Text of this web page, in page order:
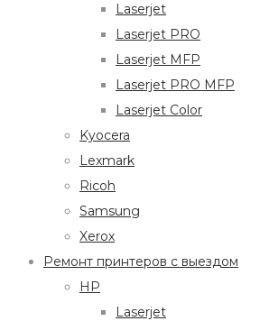
Laserjet
Laserjet PRO
Laserjet MFP
Laserjet PRO MFP
Laserjet Color
Kyocera
Lexmark
Ricoh
Samsung
Xerox
Ремонт принтеров с выездом
HP
Laserjet